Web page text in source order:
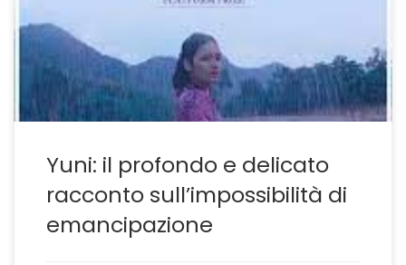
sua classe liceale. Potrebbe persino guadagnare una
borsa di studio per iscriversi all’università se solo
migliorasse lo studio della letteratura e della poesia.
[…]
Yuni: il profondo e delicato
racconto sull’impossibilità di
emancipazione